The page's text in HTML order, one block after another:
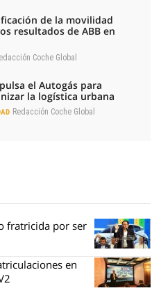
de la movilidad
resultados de ABB en
Coche Global
el Autogás para
la logística urbana
Redacción Coche Global
fratricida por ser
en